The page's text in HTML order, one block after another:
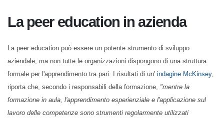
La peer education in azienda
La peer education può essere un potente strumento di sviluppo
aziendale, ma non tutte le organizzazioni dispongono di una struttura
formale per l'apprendimento tra pari. I risultati di un'indagine
McKinsey, riporta che, secondo i responsabili della
formazione,"mentre la formazione in aula, l'apprendimento esperienziale
e l'applicazione sul lavoro delle competenze sono strumenti regolarmente